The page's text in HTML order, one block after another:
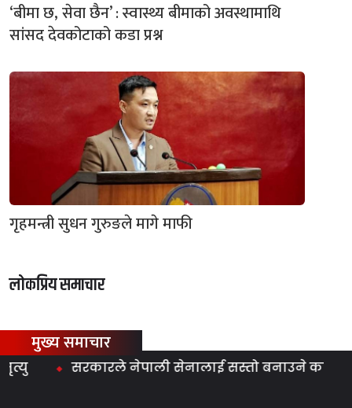
‘बीमा छ, सेवा छैन’ : स्वास्थ्य बीमाको अवस्थामाथि
सांसद देवकोटाको कडा प्रश्न
गृहमन्त्री सुधन गुरुङले मागे माफी
लोकप्रिय समाचार
मुख्य समाचार
सरकारले नेपाली सेनालाई सस्तो बनाउने काम गर्‍यो :